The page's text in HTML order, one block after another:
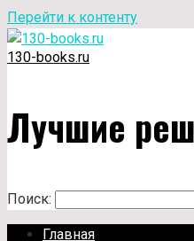
Перейти к контенту
130-books.ru
Лучшие
Поиск:
Главная